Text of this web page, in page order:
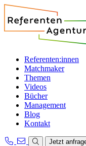
Referenten:innen
Matchmaker
Themen
Videos
Bücher
Management
Blog
Kontakt
Jetzt